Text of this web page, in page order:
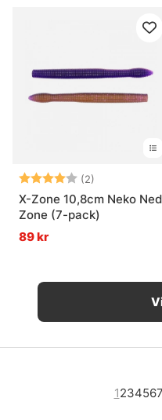
Betyg: (2)
X-Zone 10,8cm Neko Ned
Zone (7-pack)
89 kr
1234567